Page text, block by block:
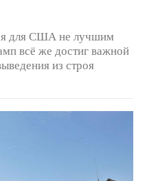
для США не лучшим
всё же достиг важной
из строя